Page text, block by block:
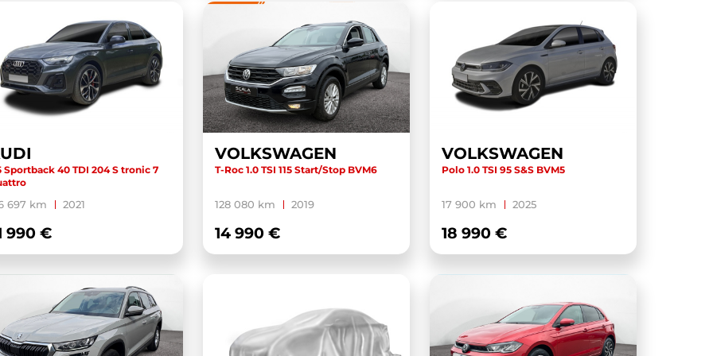
Sportback 40 TDI 204 S tronic 7
697 km 2021
990 €
VOLKSWAGEN
T-Roc 1.0 TSI 115 Start/Stop BVM6
128 080 km 2019
14 990 €
VOLKSWAGEN
Polo 1.0 TSI 95 S&S BVM5
17 900 km 2025
18 990 €